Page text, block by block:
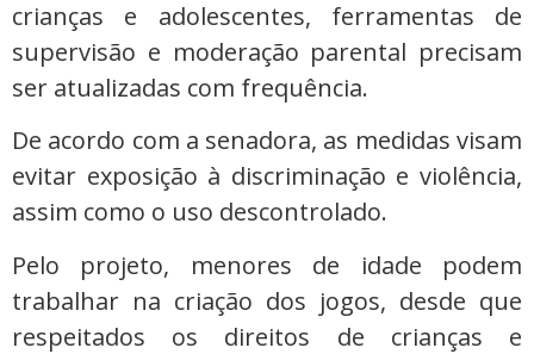
crianças e adolescentes, ferramentas de
supervisão e moderação parental precisam
ser atualizadas com frequência.
De acordo com a senadora, as medidas visam
evitar exposição à discriminação e violência,
assim como o uso descontrolado.
Pelo projeto, menores de idade podem
trabalhar na criação dos jogos, desde que
respeitados os direitos de crianças e